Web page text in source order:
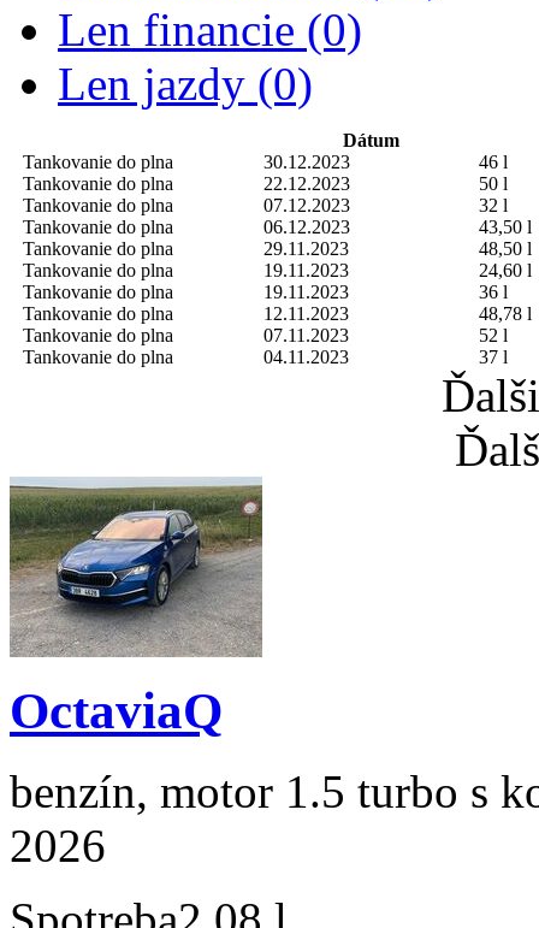
Len financie (0)
Len jazdy (0)
Dátum
Tankovanie do plna
30.12.2023
46 l
Tankovanie do plna
22.12.2023
50 l
Tankovanie do plna
07.12.2023
32 l
Tankovanie do plna
06.12.2023
43,50 l
Tankovanie do plna
29.11.2023
48,50 l
Tankovanie do plna
19.11.2023
24,60 l
Tankovanie do plna
19.11.2023
36 l
Tankovanie do plna
12.11.2023
48,78 l
Tankovanie do plna
07.11.2023
52 l
Tankovanie do plna
04.11.2023 37 l
OctaviaQ
benzín, motor 1.5 turbo s
2026